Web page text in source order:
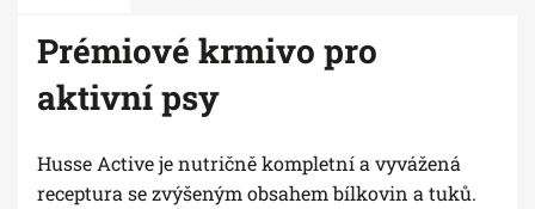
Prémiové krmivo pro
aktivní psy
Husse Active je nutričně kompletní a vyvážená
receptura se zvýšeným obsahem bílkovin a tuků.